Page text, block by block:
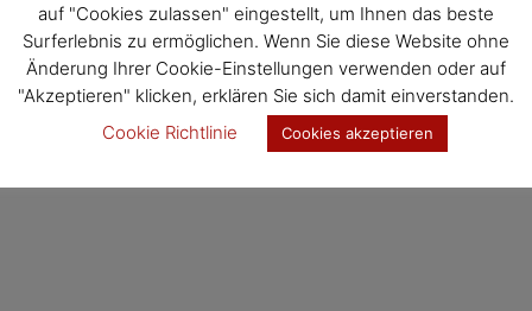
auf "Cookies zulassen" eingestellt, um Ihnen das beste
Surferlebnis zu ermöglichen. Wenn Sie diese Website ohne
Änderung Ihrer Cookie-Einstellungen verwenden oder auf
"Akzeptieren" klicken, erklären Sie sich damit einverstanden.
Cookie Richtlinie
Cookies akzeptieren